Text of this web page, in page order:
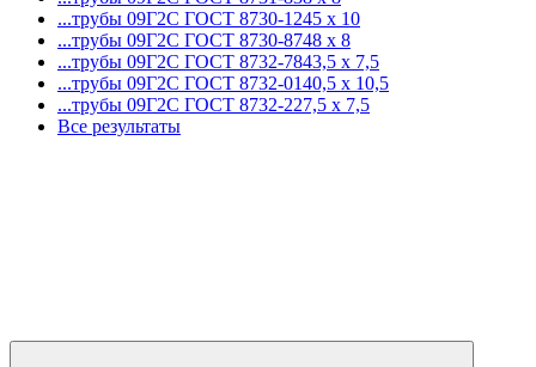
...трубы 09Г2С ГОСТ 8730-1245 x 10
...трубы 09Г2С ГОСТ 8730-8748 x 8
...трубы 09Г2С ГОСТ 8732-7843,5 x 7,5
...трубы 09Г2С ГОСТ 8732-0140,5 x 10,5
...трубы 09Г2С ГОСТ 8732-227,5 x 7,5
Все результаты